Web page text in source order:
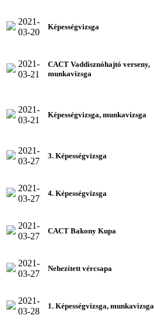
2021-
03-20
Képességvizsga
2021-
03-21
CACT Vaddisznóhajtó verseny,
munkavizsga
2021-
03-21
Képességvizsga, munkavizsga
2021-
03-27
3. Képességvizsga
2021-
03-27
4. Képességvizsga
2021-
03-27
CACT Bakony Kupa
2021-
03-27
Nehezített vércsapa
2021-
03-28
1. Képességvizsga, munkavizsga